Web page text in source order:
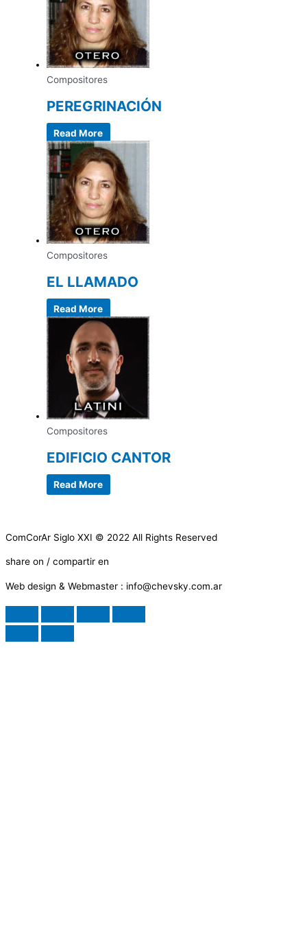
Compositores
PEREGRINACIÓN
Read More
Compositores
EL LLAMADO
Read More
Compositores
EDIFICIO CANTOR
Read More
ComCorAr Siglo XXI © 2022 All Rights Reserved
share on / compartir en
Web design & Webmaster : info@chevsky.com.ar